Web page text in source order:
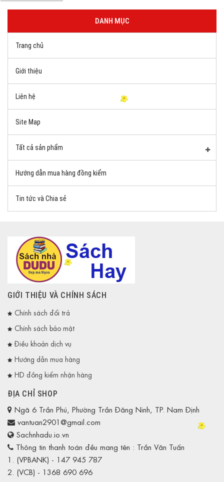
DANH MỤC
Trang chủ
Giới thiệu
Liên hệ
Site Map
Tất cả sản phẩm
Hướng dẫn mua hàng đồng kiểm
Tin tức và Chia sẻ
GIỚI THIỆU VÀ CHÍNH SÁCH
Chính sách đổi trả
Chính sách bảo mật
Điều khoản dịch vụ
Hướng dẫn mua hàng
HD đồng kiểm nhận hàng
ĐỊA CHỈ SHOP
Ngã 6 Trần Phú, Phường Trần Đăng Ninh, TP. Nam Định
vantuan2901@gmail.com
Sachnhadu.io.vn
Thông tin thanh toán đều mang tên : Trần Văn Tuấn
1. (VPBANK) - 147 945 787
2. (VCB) - 1368 690 696